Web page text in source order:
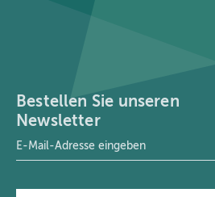
Bestellen Sie unseren
Newsletter
E-Mail-Adresse